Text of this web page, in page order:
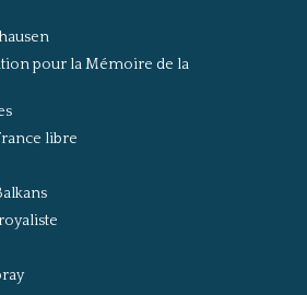
pour la Mémoire de la
libre